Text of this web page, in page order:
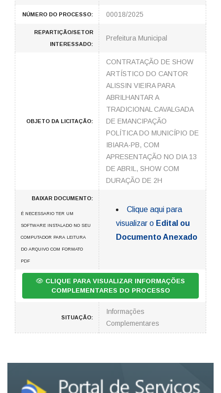
NÚMERO DO PROCESSO: 00018/2025
REPARTIÇÃO/SETOR
INTERESSADO:
Prefeitura Municipal
OBJETO DA LICITAÇÃO:
CONTRATAÇÃO DE SHOW
ARTÍSTICO DO CANTOR
ALISSIN VIEIRA PARA
ABRILHANTAR A
TRADICIONAL CAVALGADA
DE EMANCIPAÇÃO
POLÍTICA DO MUNICÍPIO DE
IBIARA-PB, COM
APRESENTAÇÃO NO DIA 13
DE ABRIL, SHOW COM
DURAÇÃO DE 2H
BAIXAR DOCUMENTO:
É NECESSARIO TER UM
SOFTWARE INSTALADO NO SEU
COMPUTADOR PARA LEITURA
DO ARQUIVO COM FORMATO
PDF
Clique aqui para
visualizar o Edital ou
Documento Anexado
CLIQUE PARA VISUALIZAR INFORMAÇÕES
COMPLEMENTARES DO PROCESSO
SITUAÇÃO:
Informações
Complementares